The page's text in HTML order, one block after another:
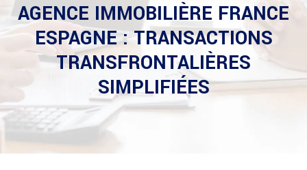
AGENCE IMMOBILIÈRE FRANCE
ESPAGNE : TRANSACTIONS
TRANSFRONTALIÈRES
SIMPLIFIÉES